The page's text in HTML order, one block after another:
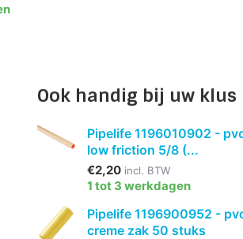
Ook handig bij uw klus
Pipelife 1196010902 -
low friction 5/8 (...
€2,20 incl. BTW
1 tot 3 werkdagen
Pipelife 1196900952 -
creme zak 50 stuks